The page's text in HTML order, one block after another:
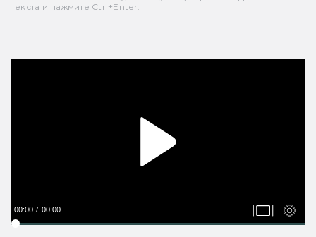
текста и нажмите Ctrl+Enter.
00:00 00:00